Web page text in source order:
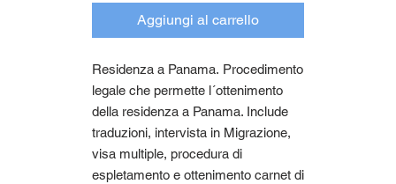
Aggiungi al carrello
Residenza a Panama. Procedimento
legale che permette l´ottenimento
della residenza a Panama. Include
traduzioni, intervista in Migrazione,
visa multiple, procedura di
espletamento e ottenimento carnet di